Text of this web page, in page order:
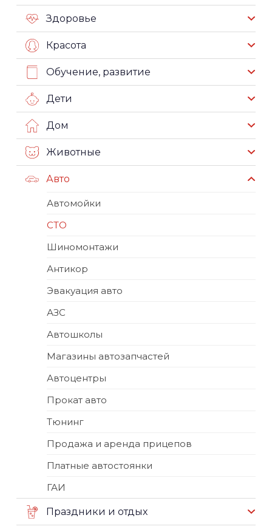
Здоровье
Красота
Обучение, развитие
Дети
Дом
Животные
Авто
Автомойки
СТО
Шиномонтажи
Антикор
Эвакуация авто
АЗС
Автошколы
Магазины автозапчастей
Автоцентры
Прокат авто
Тюнинг
Продажа и аренда прицепов
Платные автостоянки
ГАИ
Праздники и отдых